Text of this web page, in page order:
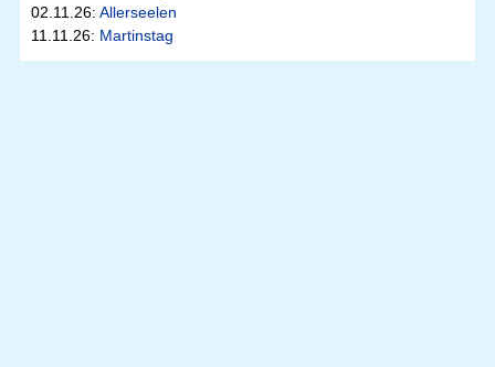
02.11.26: Allerseelen
11.11.26: Martinstag